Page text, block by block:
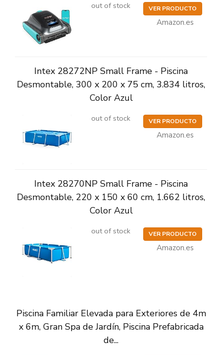
out of stock VER PRODUCTO
Amazon.es
Intex 28272NP Small Frame - Piscina
Desmontable, 300 x 200 x 75 cm, 3.834 litros,
Color Azul
out of stock VER PRODUCTO
Amazon.es
Intex 28270NP Small Frame - Piscina
Desmontable, 220 x 150 x 60 cm, 1.662 litros,
Color Azul
out of stock VER PRODUCTO
Amazon.es
Piscina Familiar Elevada para Exteriores de 4m
x 6m, Gran Spa de Jardín, Piscina Prefabricada
de...